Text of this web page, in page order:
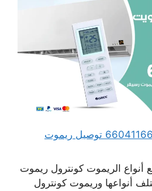
توصيل ريموت للمنزل 66041166 توصيل ريموت
أنواع الريموت كونترول ريموت
أنواعها وريموت كونترول